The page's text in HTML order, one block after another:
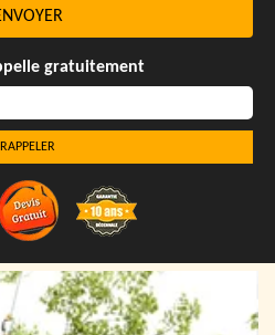
gratuitement